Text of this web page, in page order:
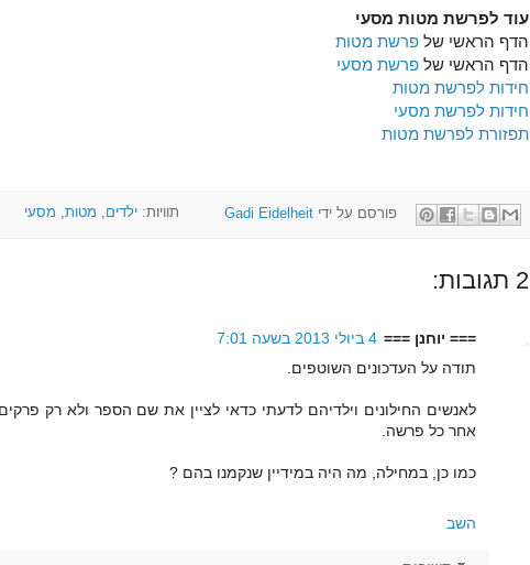
עוד לפרשת מטות מסעי
הדף הראשי של פרשת מטות
הדף הראשי של פרשת מסעי
חידות לפרשת מטות
חידות לפרשת מסעי
תפזורת לפרשת מטות
פורסם על ידי Gadi Eidelheit תוויות:ילדים, מטות, מסעי
2 תגובות:
=== יוחנן === 4 ביולי 2013 בשעה 7:01
תודה על העדכונים השוטפים.
לאנשים החילונים וילדיהם לדעתי כדאי לציין את שם הספר ולא רק
אחר כל פרשה.
כמו כן, במחילה, מה היה במידיין שנקמנו בהם ?
השב